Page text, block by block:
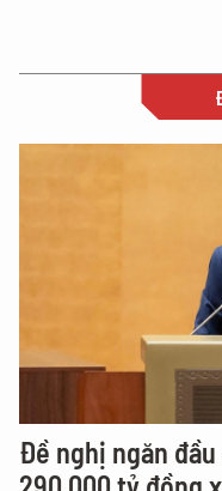
Đề nghị ngăn